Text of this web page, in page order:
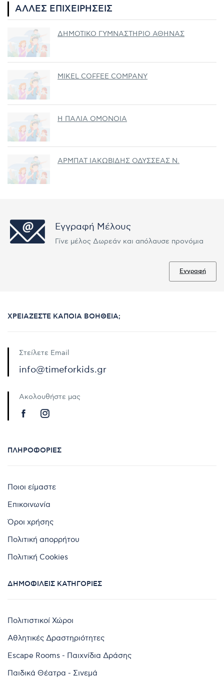
ΆΛΛΕΣ ΕΠΙΧΕΙΡΉΣΕΙΣ
ΔΗΜΟΤΙΚΟ ΓΥΜΝΑΣΤΗΡΙΟ ΑΘΗΝΑΣ
MIKEL COFFEE COMPANY
Η ΠΑΛΙΑ ΟΜΟΝΟΙΑ
ΑΡΜΠΑΤ ΙΑΚΩΒΙΔΗΣ ΟΔΥΣΣΕΑΣ Ν.
Εγγραφή Μέλους
Γίνε μέλος Δωρεάν και απόλαυσε προνόμια
Εγγραφή
ΧΡΕΙΆΖΕΣΤΕ ΚΆΠΟΙΑ ΒΟΉΘΕΙΑ;
Στείλετε Email
info@timeforkids.gr
Ακολουθήστε μας
ΠΛΗΡΟΦΟΡΊΕΣ
Ποιοι είμαστε
Επικοινωνία
Όροι χρήσης
Πολιτική απορρήτου
Πολιτική Cookies
ΔΗΜΟΦΙΛΕΊΣ ΚΑΤΗΓΟΡΊΕΣ
Πολιτιστικοί Χώροι
Αθλητικές Δραστηριότητες
Escape Rooms - Παιχνίδια Δράσης
Παιδικά Θέατρα - Σινεμά